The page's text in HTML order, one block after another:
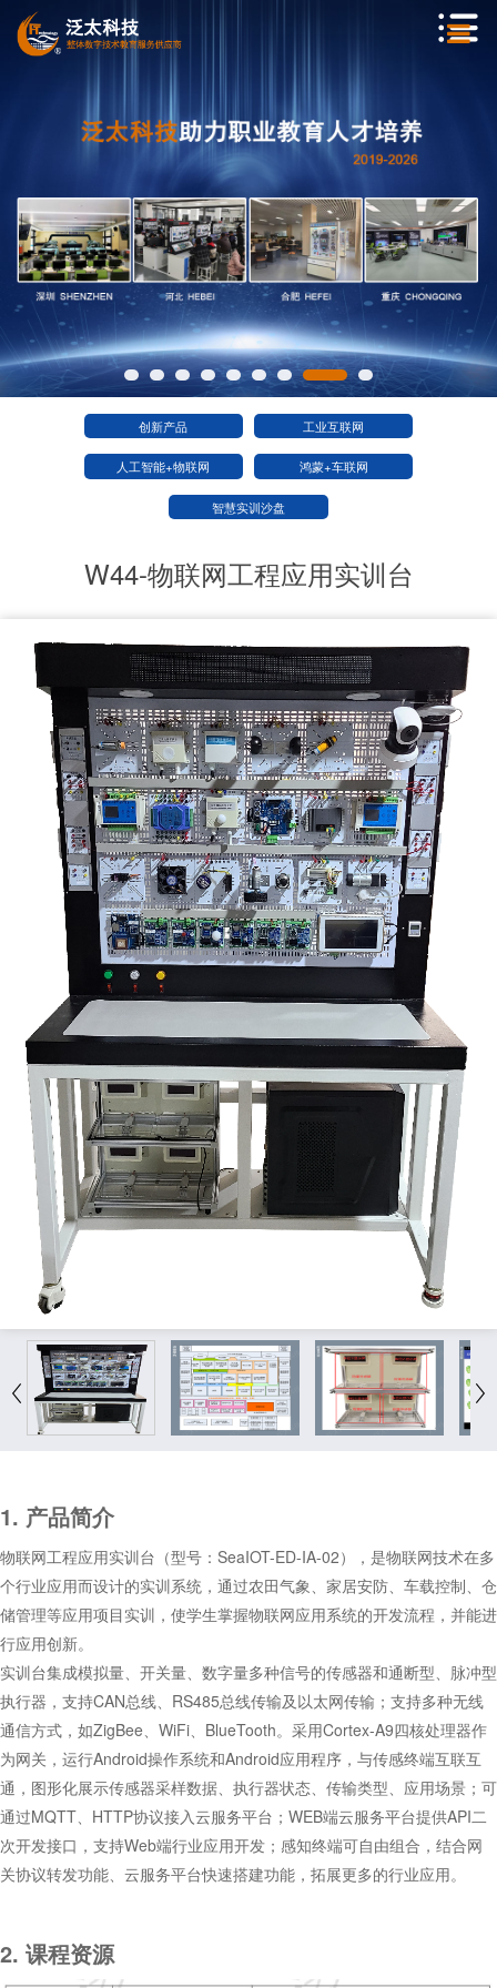
创新产品 工业互联网
人工智能+物联网 鸿蒙+车联网
智慧实训沙盘
W44-物联网工程应用实训台
1. 产品简介
物联网工程应用实训台（型号：SeaIOT-ED-IA-02），是物联网技术在多
个行业应用而设计的实训系统，通过农田气象、家居安防、车载控制、仓
储管理等应用项目实训，使学生掌握物联网应用系统的开发流程，并能进
行应用创新。
实训台集成模拟量、开关量、数字量多种信号的传感器和通断型、脉冲型
执行器，支持CAN总线、RS485总线传输及以太网传输；支持多种无线
通信方式，如ZigBee、WiFi、BlueTooth。采用Cortex-A9四核处理器作
为网关，运行Android操作系统和Android应用程序，与传感终端互联互
通，图形化展示传感器采样数据、执行器状态、传输类型、应用场景；可
通过MQTT、HTTP协议接入云服务平台；WEB端云服务平台提供API二
次开发接口，支持Web端行业应用开发；感知终端可自由组合，结合网
关协议转发功能、云服务平台快速搭建功能，拓展更多的行业应用。
2. 课程资源